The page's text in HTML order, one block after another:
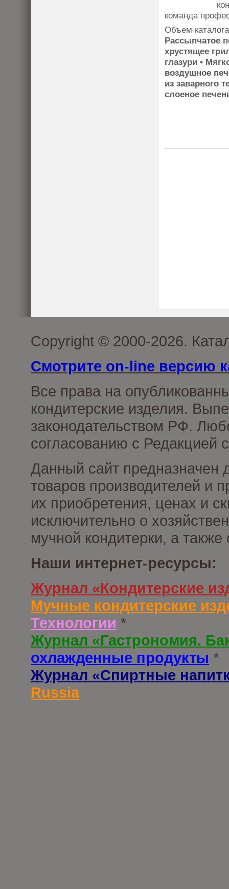
команда
Объем
Рассыпчатое
хрустящее
глазури •
воздушное
из заварного
слоеное
Copyright © 2000-2026.
Смотрите on-line версию
Все права на
кондитерские изделия.
законодательством РФ.
согласованию с Редакцией
Данный сайт предназначен
товаров производителей и
их приобретения, ценах и
исключительно о
мучной кондитерки, а
Наши интернет-ресурсы:
Журнал «Кондитерские
Мучные кондитерские
Технологии *
Журнал «Гастрономия.
охлажденные продукты *
Журнал «Спиртные
Russia